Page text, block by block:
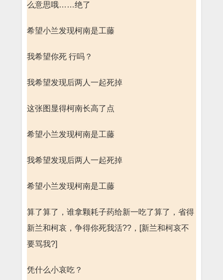
么意思哦……绝了
希望小兰发现柯南是工藤
我希望你死 行吗？
我希望发现后两人一起死掉
这张图显得柯南长高了点
希望小兰发现柯南是工藤
我希望发现后两人一起死掉
希望小兰发现柯南是工藤
算了算了，谁拿颗耗子药给新一吃了算了，省得
新兰和柯哀，争得你死我活??，[新兰和柯哀不
要骂我?]
凭什么小哀吃？